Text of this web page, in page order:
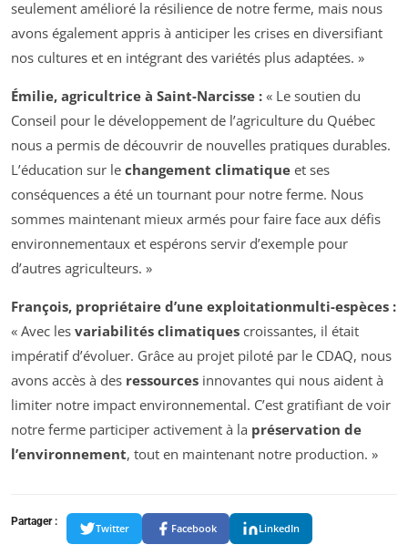
seulement amélioré la résilience de notre ferme, mais nous
avons également appris à anticiper les crises en diversifiant
nos cultures et en intégrant des variétés plus adaptées. »
Émilie, agricultrice à Saint-Narcisse : « Le soutien du
Conseil pour le développement de l’agriculture du Québec
nous a permis de découvrir de nouvelles pratiques durables.
L’éducation sur le changement climatique et ses
conséquences a été un tournant pour notre ferme. Nous
sommes maintenant mieux armés pour faire face aux défis
environnementaux et espérons servir d’exemple pour
d’autres agriculteurs. »
François, propriétaire d’une exploitationmulti-espèces :
« Avec les variabilités climatiques croissantes, il était
impératif d’évoluer. Grâce au projet piloté par le CDAQ, nous
avons accès à des ressources innovantes qui nous aident à
limiter notre impact environnemental. C’est gratifiant de voir
notre ferme participer activement à la préservation de
l’environnement, tout en maintenant notre production. »
Partager :
Twitter Facebook LinkedIn